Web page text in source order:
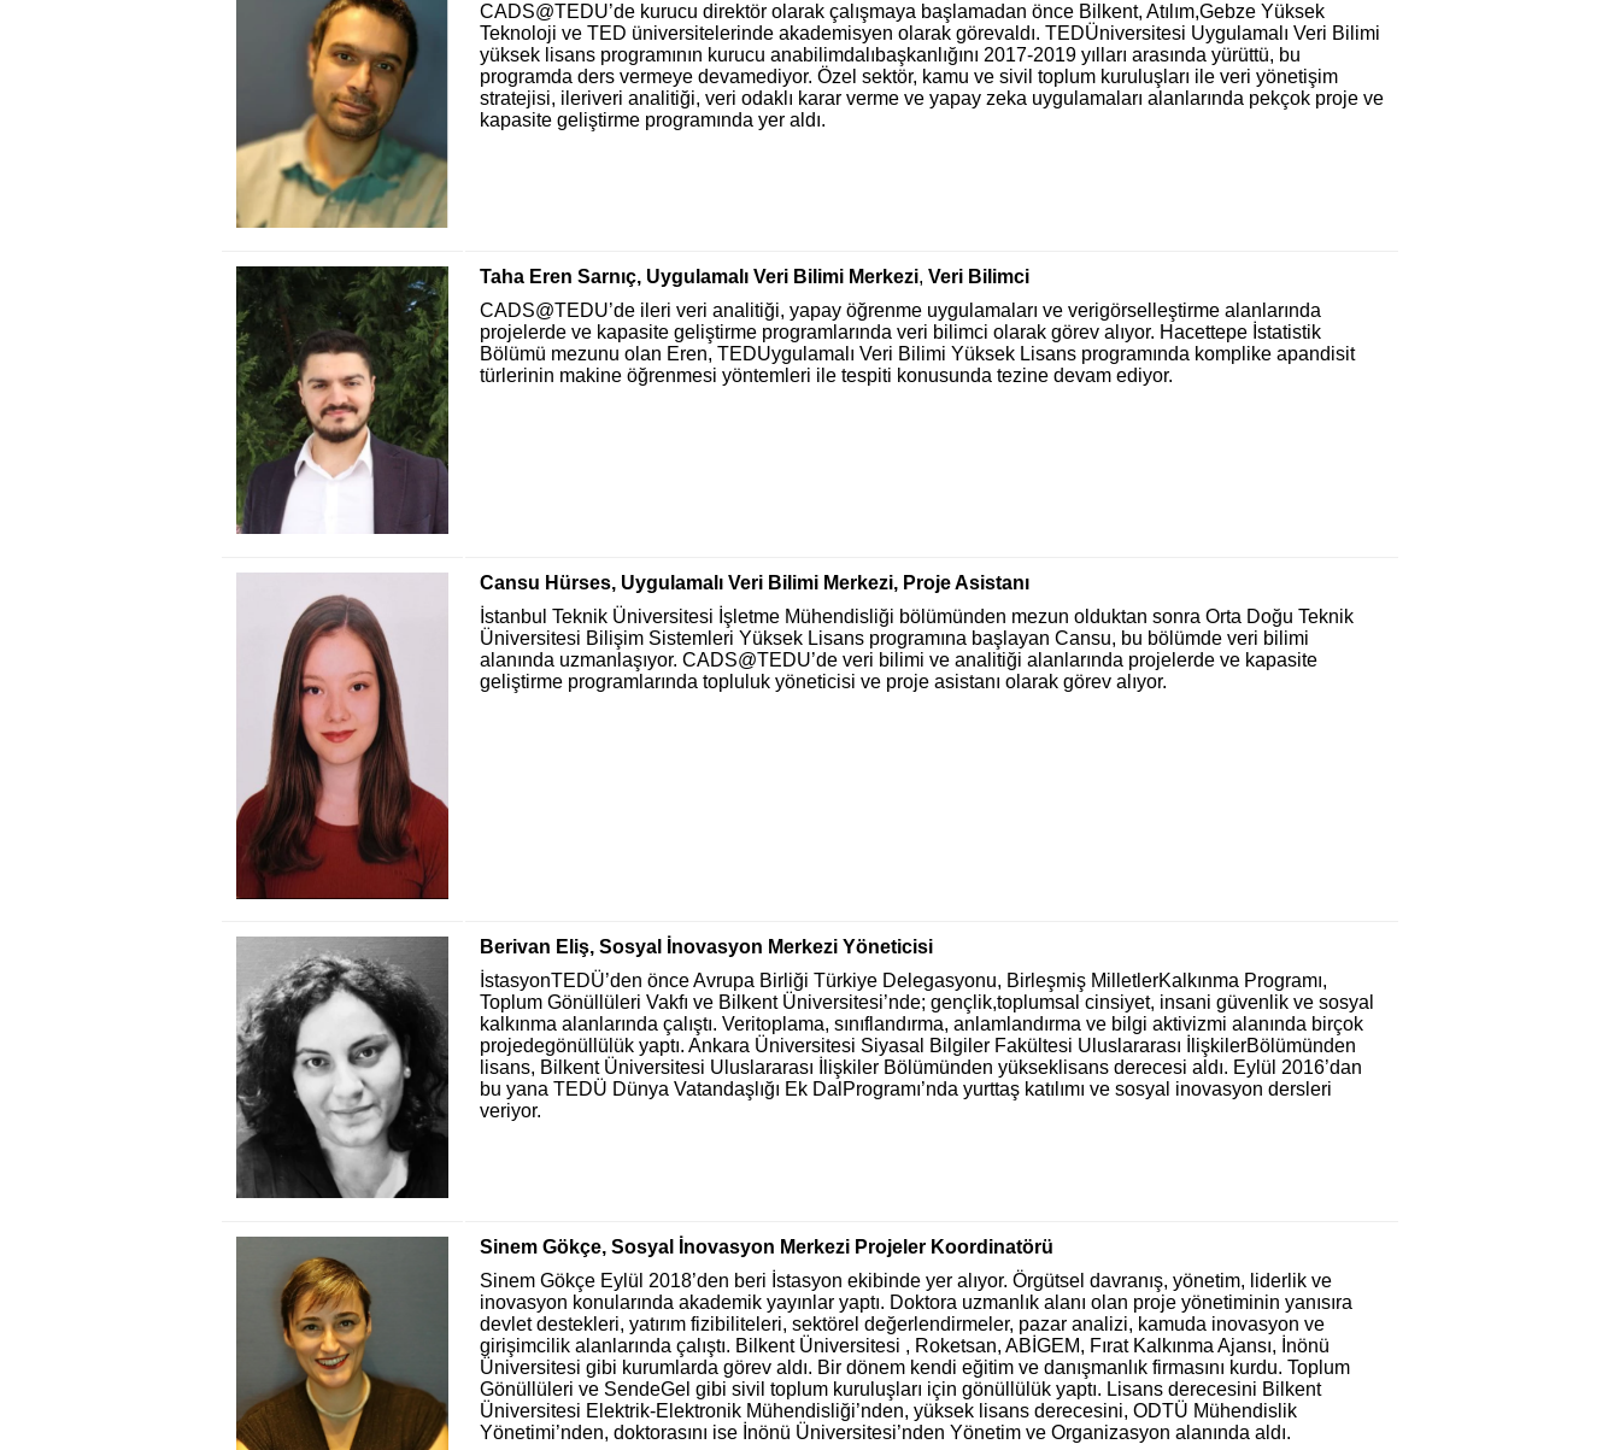
CADS@TEDU’de kurucu direktör olarak çalışmaya başlamadan önce Bilkent, Atılım,Gebze Yüksek
Teknoloji ve TED üniversitelerinde akademisyen olarak görevaldı. TEDÜniversitesi Uygulamalı Veri Bilimi
yüksek lisans programının kurucu anabilimdalıbaşkanlığını 2017-2019 yılları arasında yürüttü, bu
programda ders vermeye devamediyor. Özel sektör, kamu ve sivil toplum kuruluşları ile veri yönetişim
stratejisi, ileriveri analitiği, veri odaklı karar verme ve yapay zeka uygulamaları alanlarında pekçok proje ve
kapasite geliştirme programında yer aldı.
Taha Eren Sarnıç, Uygulamalı Veri Bilimi Merkezi, Veri Bilimci
CADS@TEDU’de ileri veri analitiği, yapay öğrenme uygulamaları ve verigörselleştirme alanlarında
projelerde ve kapasite geliştirme programlarında veri bilimci olarak görev alıyor. Hacettepe İstatistik
Bölümü mezunu olan Eren, TEDUygulamalı Veri Bilimi Yüksek Lisans programında komplike apandisit
türlerinin makine öğrenmesi yöntemleri ile tespiti konusunda tezine devam ediyor.
Cansu Hürses, Uygulamalı Veri Bilimi Merkezi, Proje Asistanı
İstanbul Teknik Üniversitesi İşletme Mühendisliği bölümünden mezun olduktan sonra Orta Doğu Teknik
Üniversitesi Bilişim Sistemleri Yüksek Lisans programına başlayan Cansu, bu bölümde veri bilimi
alanında uzmanlaşıyor. CADS@TEDU’de veri bilimi ve analitiği alanlarında projelerde ve kapasite
geliştirme programlarında topluluk yöneticisi ve proje asistanı olarak görev alıyor.
Berivan Eliş, Sosyal İnovasyon Merkezi Yöneticisi
İstasyonTEDÜ’den önce Avrupa Birliği Türkiye Delegasyonu, Birleşmiş MilletlerKalkınma Programı,
Toplum Gönüllüleri Vakfı ve Bilkent Üniversitesi’nde; gençlik,toplumsal cinsiyet, insani güvenlik ve sosyal
kalkınma alanlarında çalıştı. Veritoplama, sınıflandırma, anlamlandırma ve bilgi aktivizmi alanında birçok
projedegönüllülük yaptı. Ankara Üniversitesi Siyasal Bilgiler Fakültesi Uluslararası İlişkilerBölümünden
lisans, Bilkent Üniversitesi Uluslararası İlişkiler Bölümünden yükseklisans derecesi aldı. Eylül 2016’dan
bu yana TEDÜ Dünya Vatandaşlığı Ek DalProgramı’nda yurttaş katılımı ve sosyal inovasyon dersleri
veriyor.
Sinem Gökçe, Sosyal İnovasyon Merkezi Projeler Koordinatörü
Sinem Gökçe Eylül 2018’den beri İstasyon ekibinde yer alıyor. Örgütsel davranış, yönetim, liderlik ve
inovasyon konularında akademik yayınlar yaptı. Doktora uzmanlık alanı olan proje yönetiminin yanısıra
devlet destekleri, yatırım fizibiliteleri, sektörel değerlendirmeler, pazar analizi, kamuda inovasyon ve
girişimcilik alanlarında çalıştı. Bilkent Üniversitesi , Roketsan, ABİGEM, Fırat Kalkınma Ajansı, İnönü
Üniversitesi gibi kurumlarda görev aldı. Bir dönem kendi eğitim ve danışmanlık firmasını kurdu. Toplum
Gönüllüleri ve SendeGel gibi sivil toplum kuruluşları için gönüllülük yaptı. Lisans derecesini Bilkent
Üniversitesi Elektrik-Elektronik Mühendisliği’nden, yüksek lisans derecesini, ODTÜ Mühendislik
Yönetimi’nden, doktorasını ise İnönü Üniversitesi’nden Yönetim ve Organizasyon alanında aldı.